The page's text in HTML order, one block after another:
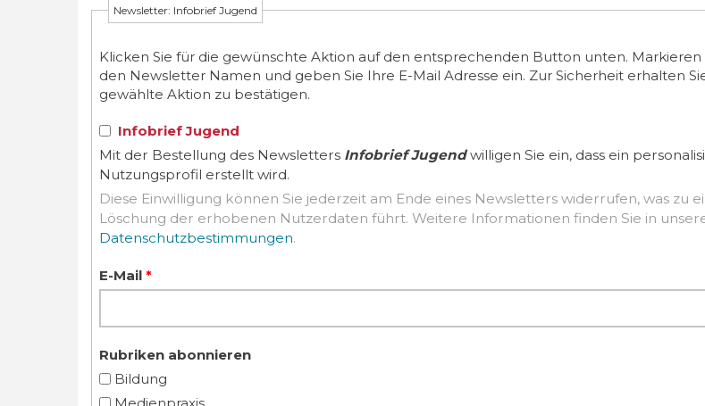
Newsletter: Infobrief Jugend
Klicken Sie für die gewünschte Aktion auf den entsprechenden Button unten. Markieren
den Newsletter Namen und geben Sie Ihre E-Mail Adresse ein. Zur Sicherheit erhalten
gewählte Aktion zu bestätigen.
Infobrief Jugend
Mit der Bestellung des Newsletters Infobrief Jugendwilligen Sie ein, dass ein
Nutzungsprofil erstellt wird.
Diese Einwilligung können Sie jederzeit am Ende eines Newsletters widerrufen, was zu
Löschung der erhobenen Nutzerdaten führt. Weitere Informationen finden Sie in
Datenschutzbestimmungen.
E-Mail *
Rubriken abonnieren
Bildung